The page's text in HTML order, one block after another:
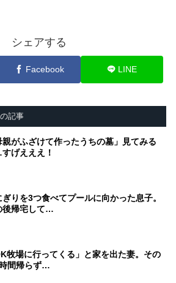
シェアする
Facebook LINE
記事
親がふざけて作ったうちの墓」見てみる
げえええ！
ぎりを3つ食べてプールに向かった息子。
後帰宅して…
牧場に行ってくる」と家を出た妻。その
間帰らず…